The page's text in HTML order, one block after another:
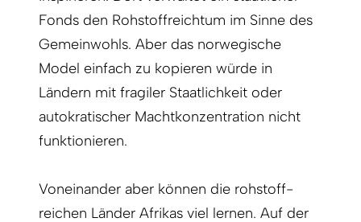
Fonds den Rohstoffreichtum im Sinne des
Gemeinwohls. Aber das norwegische
Model einfach zu kopieren würde in
Ländern mit fragiler Staatlichkeit oder
autokratischer Machtkonzentration nicht
funktionieren.
Voneinander aber können die rohstoff­
reichen Länder Afrikas viel lernen. Auf der